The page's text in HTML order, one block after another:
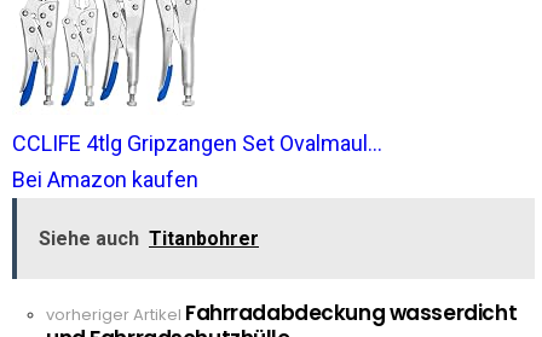
CCLIFE 4tlg Gripzangen Set Ovalmaul...
Bei Amazon kaufen
Siehe auch Titanbohrer
See
vorheriger Artikel Fahrradabdeckung wasserdicht